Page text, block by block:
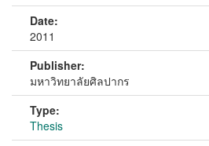
Date:
2011
Publisher:
มหาวิทยาลัยศิลปากร
Type:
Thesis